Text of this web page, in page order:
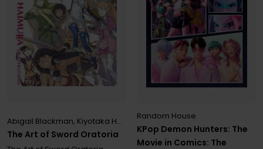
The Art of Sword Oratoria
Abigail Blackman, Kiyotaka Haimura ,Matthew Rutsohn
KPop Demon Hunters: The
Movie in Comics: The
Random House